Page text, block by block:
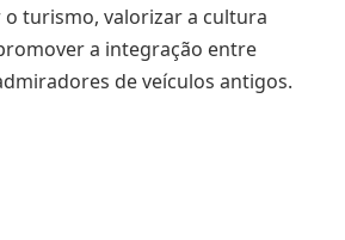
turismo, valorizar a cultura
a integração entre
de veículos antigos.